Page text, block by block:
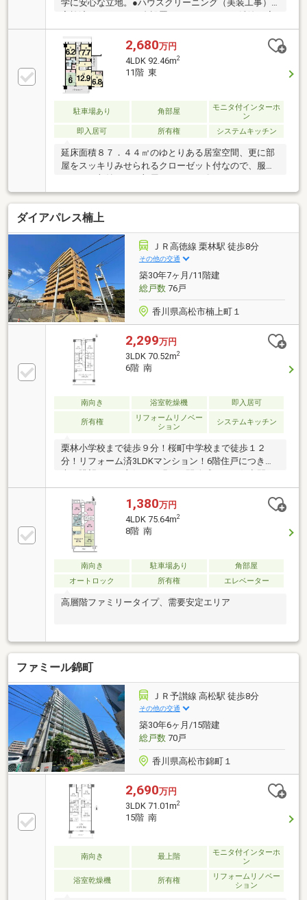
学に安心な立地。●ハウスクリーニング（美装工事）
実施済。エアコン３台設置しておりエアコン洗浄も完
了済み（２０２６年７月２６日完了）●２０２０年１
１月にガスコンロ交換、洋室フローリング張替え、Ｌ
ＤＫクロス張替え済。トイレは全面リフォーム済で
す。●ことでん栗林公園駅徒歩５分で通勤も便利で
す。●ＪＲ栗林駅へは徒歩７分●丁寧にお使いですの
で、現状大きなリフォームが必要なくお住まいいただ
けます。●総合病院やスーパーも徒歩圏内に揃う、生
活利便性の高い立地。●洋室は、可動式収納で２部屋
に分けて使うことも、１部屋８．２帖として広々と使
2,680万円
4LDK 92.46m2
11階 東
駐車場あり 角部屋
モニタ付インターホ
ン
即入居可
所有権 システムキッチン
延床面積８７．４４㎡のゆとりある居室空間、更に部
屋をスッキリみせられるクローゼット付なので、服を
まとめて収納できて部屋すっきり。〇コンロやシンク
がセットされたシステムキッチン。対面キッチンなの
で会話をしながら、家事もできます。〇出不精さんで
も活動的になれる？栗林公園駅徒歩６分ロケーショ
ン。〇留守番いらずの宅配ＢＯＸ付なので、ネット通
販大好き派にはお勧めです。〇家族みんなのワガママ
にも応える４ＬＤＫ。是非その目でお確かめくださ
い。〇栗林小学校まで徒歩５分。桜町中学校まで徒歩
１５分。近隣にはスーパーや病院、銀行なども徒歩圏
内であります。〇１１階部分なので、バルコニーから
は街が一望できま
ダイアパレス楠上
ＪＲ高徳線 栗林駅 徒歩8分
その他の交通
築30年7ヶ月/11階建
総戸数76戸
香川県高松市楠上町１
2,299万円
3LDK 70.52m2
6階 南
南向き 浴室乾燥機 即入居可
所有権
リフォームリノベー
ション
システムキッチン
栗林小学校まで徒歩９分！桜町中学校まで徒歩１２
分！リフォーム済3LDKマンション！6階住戸につき採
光・眺望ともに良好で、明るく開放感のある住空間が
広がります。室内は水回りを含めてきれいに整えら
れ、入居後すぐに快適な生活が始められる点が魅力。
LDKは家族が集まりやすいゆとりある広さで、各居室
も使い勝手の良い間取り。周辺にはスーパーや医療機
関、飲食店が揃い、日常の買い物や外出も便利です。
管理体制も良好で、初めての住み替えや長期居住にも
安心。立地・住環境・室内状態の三拍子が揃った、魅
力的なリフォーム物件です。
1,380万円
4LDK 75.64m2
8階 南
南向き 駐車場あり
角部屋
オートロック
所有権 エレベーター
高層階ファミリータイプ、需要安定エリア
ファミール錦町
ＪＲ予讃線 高松駅 徒歩8分
その他の交通
築30年6ヶ月/15階建
総戸数70戸
香川県高松市錦町１
2,690万円
3LDK 71.01m2
15階 南
南向き 最上階
モニタ付インターホ
ン
浴室乾燥機 所有権
リフォームリノベー
ション